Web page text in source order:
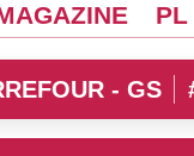
PL
- GS